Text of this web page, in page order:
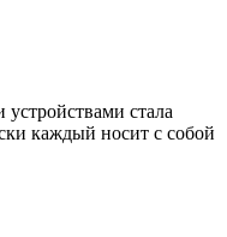
стала
каждый носит с собой